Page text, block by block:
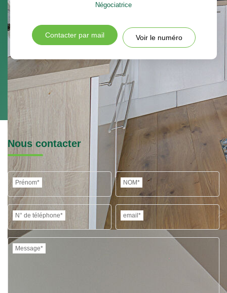
Négociatrice
Contacter par mail Voir le numéro
Nous contacter
Prénom* NOM*
N° de téléphone* email*
Message*